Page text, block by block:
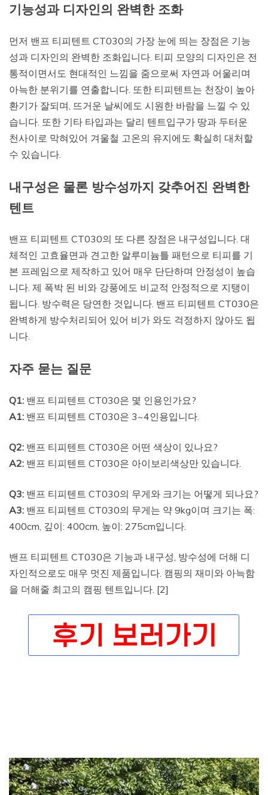
기능성과 디자인의 완벽한 조화
먼저 밴프 티피텐트 CT030의 가장 눈에 띄는 장점은 기능
성과 디자인의 완벽한 조화입니다. 티피 모양의 디자인은 전
통적이면서도 현대적인 느낌을 줌으로써 자연과 어울리며
아늑한 분위기를 연출합니다. 또한 티피텐트는 천장이 높아
환기가 잘되며, 뜨거운 날씨에도 시원한 바람을 느낄 수 있
습니다. 또한 기타 타입과는 달리 텐트입구가 땅과 두터운
천사이로 막혀있어 겨울철 고온의 유지에도 확실히 대처할
수 있습니다.
내구성은 물론 방수성까지 갖추어진 완벽한
텐트
밴프 티피텐트 CT030의 또 다른 장점은 내구성입니다. 대
체적인 고효율면과 견고한 알루미늄틀 패턴으로 티피를 기
본 프레임으로 제작하고 있어 매우 단단하며 안정성이 높습
니다. 제 폭박 된 비와 강풍에도 비교적 안정적으로 지탱이
됩니다. 방수력은 당연한 것입니다. 밴프 티피텐트 CT030은
완벽하게 방수처리되어 있어 비가 와도 걱정하지 않아도 됩
니다.
자주 묻는 질문
Q1: 밴프 티피텐트 CT030은 몇 인용인가요?
A1: 밴프 티피텐트 CT030은 3~4인용입니다.
Q2: 밴프 티피텐트 CT030은 어떤 색상이 있나요?
A2: 밴프 티피텐트 CT030은 아이보리색상만 있습니다.
Q3: 밴프 티피텐트 CT030의 무게와 크기는 어떻게 되나요?
A3: 밴프 티피텐트 CT030의 무게는 약 9kg이며 크기는 폭:
400cm, 깊이: 400cm, 높이: 275cm입니다.
밴프 티피텐트 CT030은 기능과 내구성, 방수성에 더해 디
자인적으로도 매우 멋진 제품입니다. 캠핑의 재미와 아늑함
을 더해줄 최고의 캠핑 텐트입니다. [2]